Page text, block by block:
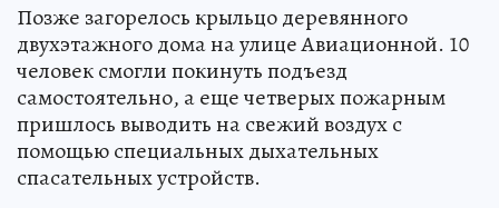
Позже загорелось крыльцо деревянного
двухэтажного дома на улице Авиационной. 10
человек смогли покинуть подъезд
самостоятельно, а еще четверых пожарным
пришлось выводить на свежий воздух с
помощью специальных дыхательных
спасательных устройств.